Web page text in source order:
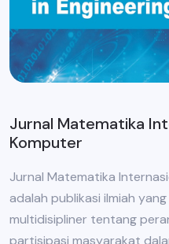
Jurnal Matematika
Komputer
Jurnal Matematika
adalah publikasi ilmiah
multidisipliner tentang
partisipasi masyarakat